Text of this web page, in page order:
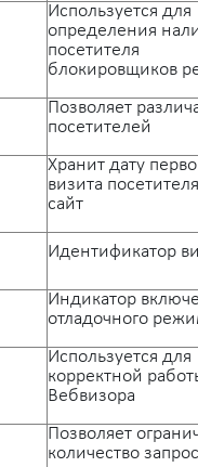
Используется для
определения
посетителя
блокировщиков
Позволяет
посетителей
Хранит дату
визита
сайт
Идентификатор
Индикатор
отладочного
Используется для
корректной
Вебвизора
Позволяет
количество